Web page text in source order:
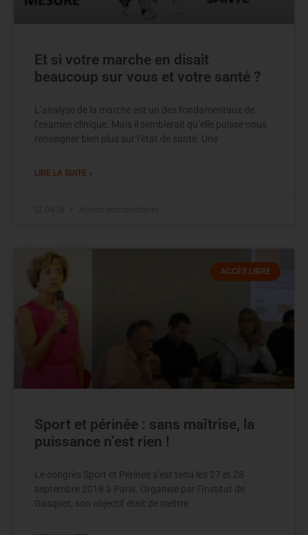
Et si votre marche en disait
beaucoup sur vous et votre santé ?
L’analyse de la marche est un des fondamentaux de
l’examen clinique. Mais il semblerait qu’elle puisse nous
renseigner bien plus sur l’état de santé. Une
LIRE LA SUITE »
ACCÈS LIBRE
Sport et périnée : sans maîtrise, la
puissance n’est rien !
Le congrès Sport et Périnée s’est tenu les 27 et 28
septembre 2018 à Paris. Organisé par l’Institut de
Gasquet, son objectif était de mettre